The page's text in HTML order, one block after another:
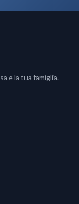
e la tua famiglia.